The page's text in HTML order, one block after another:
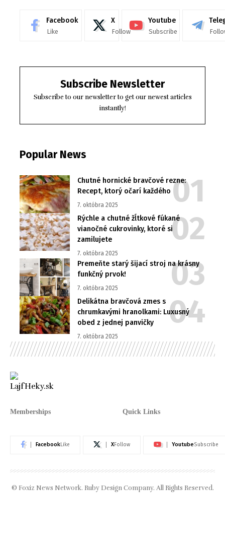
Facebook
Like
X
Follow
Youtube
Subscribe
Subscribe Newsletter
Subscribe to our newsletter to get our newest articles
instantly!
Popular News
Chutné hornické bravčové rezne:
Recept, ktorý očarí každého
7. októbra 2025
Rýchle a chutné žĺtkové fúkané
vianočné cukrovinky, ktoré si
zamilujete
7. októbra 2025
Premeňte starý šijací stroj na krásny
funkčný prvok!
7. októbra 2025
Delikátna bravčová zmes s
chrumkavými hranolkami: Luxusný
obed z jednej panvičky
7. októbra 2025
Memberships Quick Links
FacebookLike XFollow YoutubeSubscribe
© Foxiz News Network. Ruby Design Company. All Rights Reserved.